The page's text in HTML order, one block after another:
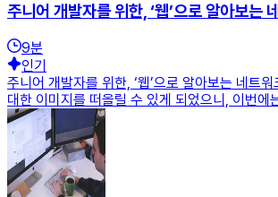
주니어 개발자를 위한, ‘웹’으로 알아보는
9분
인기
주니어 개발자를 위한, ‘웹’으로 알아보는 네트
대한 이미지를 떠올릴 수 있게 되었으니, 이번에